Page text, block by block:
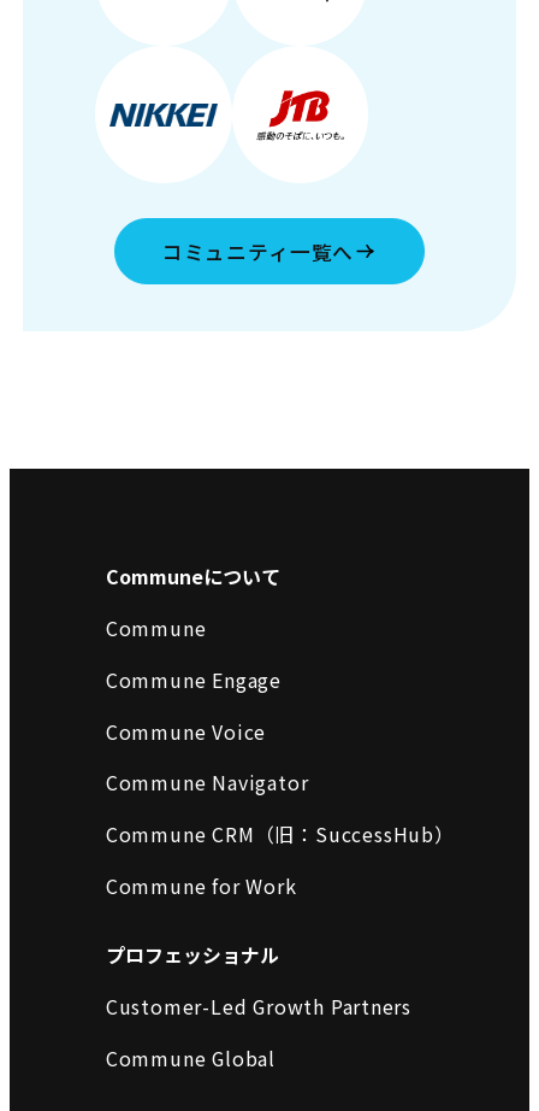
コミュニティ一覧へ
Communeについて
Commune
Commune Engage
Commune Voice
Commune Navigator
Commune CRM（旧：SuccessHub）
Commune for Work
プロフェッショナル
Customer-Led Growth Partners
Commune Global